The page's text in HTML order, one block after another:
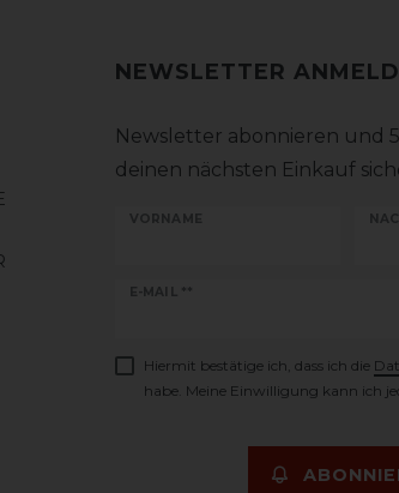
NEWSLETTER
Newsletter abonnieren und
deinen nächsten Einkauf
VORNAME
E-MAIL **
Newsletter
Hiermit bestätige ich, dass ich die
habe. Meine Einwilligung kann ich